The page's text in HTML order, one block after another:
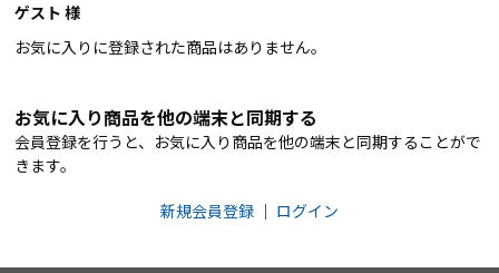
ゲスト 様
お気に入りに登録された商品はありません。
お気に入り商品を他の端末と同期する
会員登録を行うと、お気に入り商品を他の端末と同期することがで
きます。
新規会員登録 ｜ ログイン